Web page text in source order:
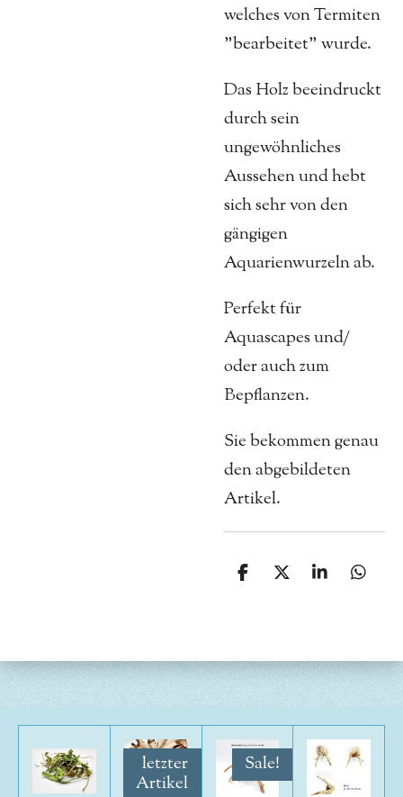
welches von Termiten
"bearbeitet" wurde.
Das Holz beeindruckt
durch sein
ungewöhnliches
Aussehen und hebt
sich sehr von den
gängigen
Aquarienwurzeln ab.
Perfekt für
Aquascapes und/
oder auch zum
Bepflanzen.
Sie bekommen genau
den abgebildeten
Artikel.
T
n
T
n
T
n
T
n
letzter
Artikel
Sale!